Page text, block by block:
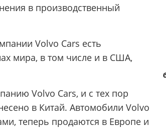
в производственный
Volvo Cars есть
мира, в том числе и в США,
Volvo Cars, и с тех пор
в Китай. Автомобили Volvo
теперь продаются в Европе и